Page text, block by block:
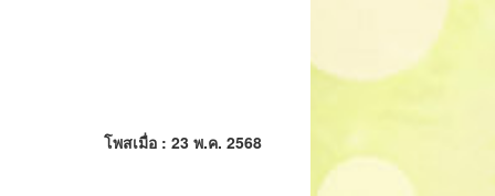
โพสเมื่อ : 23 พ.ค. 2568